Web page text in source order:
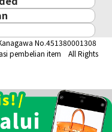
No.451380001308
pembelian item All Rights